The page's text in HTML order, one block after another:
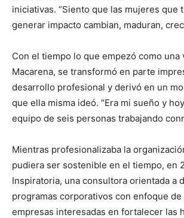
iniciativas. “Siento que las mujeres que
generar impacto cambian, maduran,
Con el tiempo lo que empezó como una
Macarena, se transformó en parte
desarrollo profesional y derivó en un
que ella misma ideó. “Era mi sueño y
equipo de seis personas trabajando
Mientras profesionalizaba la
pudiera ser sostenible en el tiempo, en
Inspiratoria, una consultora orientada a
programas corporativos con enfoque de
empresas interesadas en fortalecer las